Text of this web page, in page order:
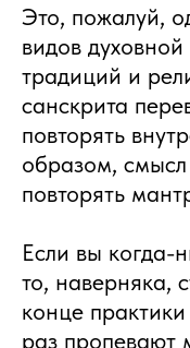
Это, пожалуй,
видов
традиций и
санскрита
повторять
образом, смысл
повторять
Если вы когда-
то, наверняка,
конце
раз